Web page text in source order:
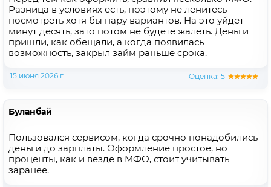
Разница в условиях есть, поэтому не ленитесь
посмотреть хотя бы пару вариантов. На это уйдет
минут десять, зато потом не будете жалеть. Деньги
пришли, как обещали, а когда появилась
возможность, закрыл займ раньше срока.
15 июня 2026 г. Оценка: 5
Буланбай
Пользовался сервисом, когда срочно понадобились
деньги до зарплаты. Оформление простое, но
проценты, как и везде в МФО, стоит учитывать
заранее.